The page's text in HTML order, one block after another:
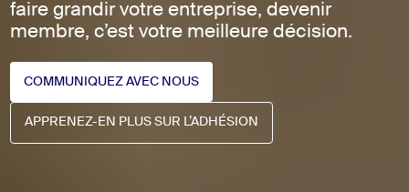
faire grandir votre entreprise, devenir
membre, c’est votre meilleure décision.
COMMUNIQUEZ AVEC NOUS
COMMUNIQUEZ AVEC NOUS
APPRENEZ-EN PLUS SUR L’ADHÉSION